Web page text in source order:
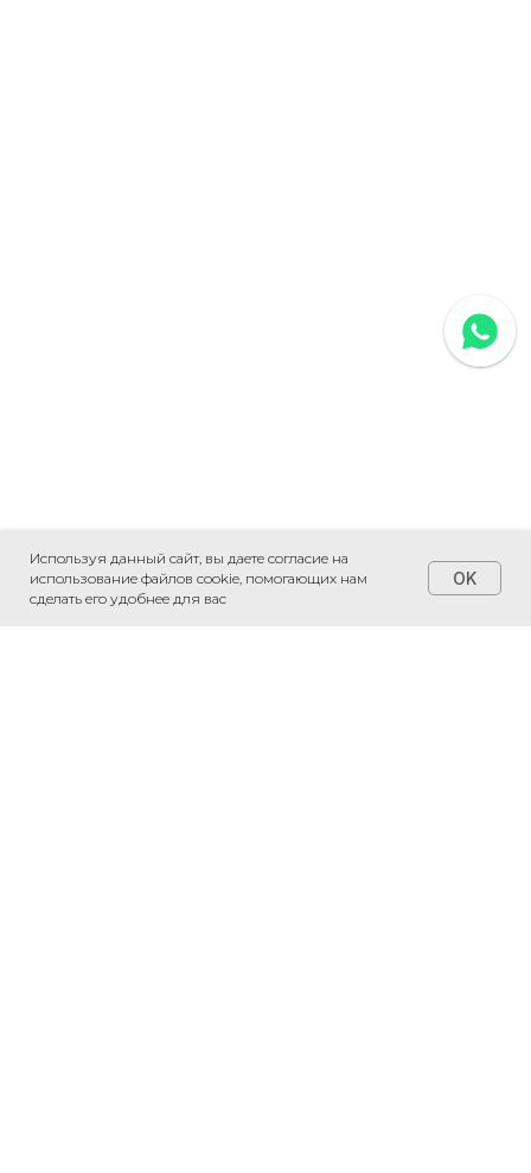
Используя данный сайт, вы даете согласие на
использование файлов cookie, помогающих нам
сделать его удобнее для вас
OK